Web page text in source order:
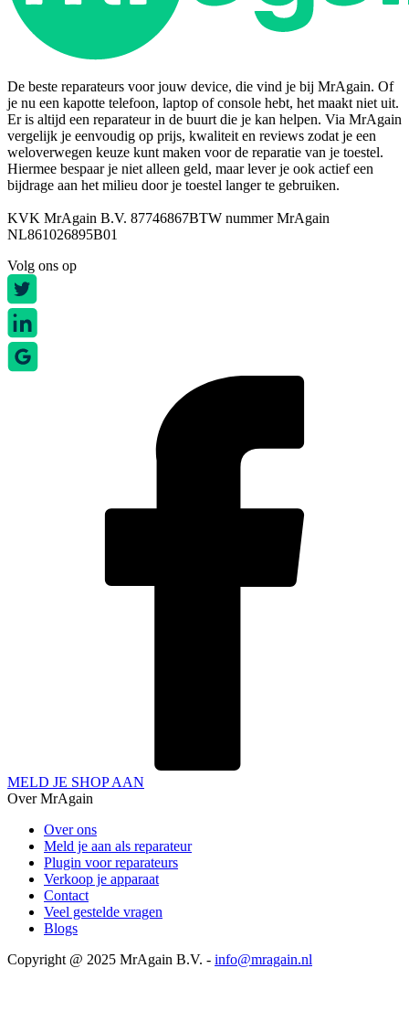
De beste reparateurs voor jouw device, die vind je bij MrAgain. Of
je nu een kapotte telefoon, laptop of console hebt, het maakt niet uit.
Er is altijd een reparateur in de buurt die je kan helpen. Via MrAgain
vergelijk je eenvoudig op prijs, kwaliteit en reviews zodat je een
weloverwegen keuze kunt maken voor de reparatie van je toestel.
Hiermee bespaar je niet alleen geld, maar lever je ook actief een
bijdrage aan het milieu door je toestel langer te gebruiken.
KVK MrAgain B.V. 87746867BTW nummer MrAgain
NL861026895B01
Volg ons op
MELD JE SHOP AAN
Over MrAgain
Over ons
Meld je aan als reparateur
Plugin voor reparateurs
Verkoop je apparaat
Contact
Veel gestelde vragen
Blogs
Copyright @ 2025 MrAgain B.V. - info@mragain.nl